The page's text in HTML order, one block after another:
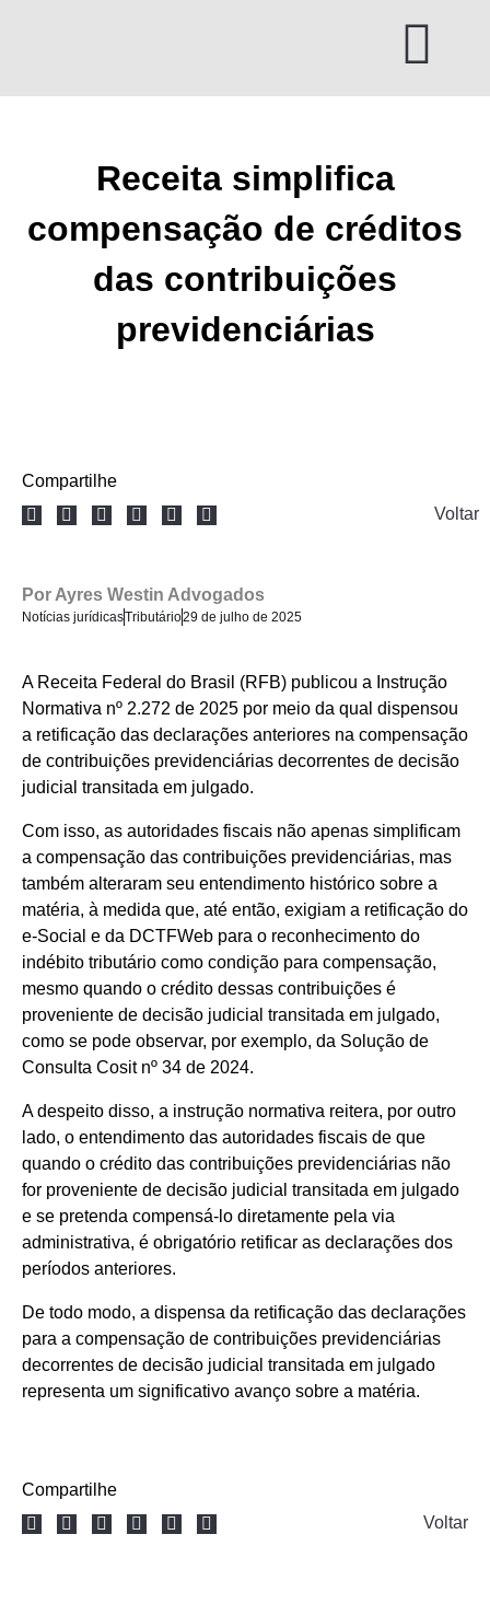
Receita simplifica
compensação de créditos
das contribuições
previdenciárias
Compartilhe
Voltar
Por Ayres Westin Advogados
Notícias jurídicasTributário29 de julho de 2025
A Receita Federal do Brasil (RFB) publicou a Instrução
Normativa nº 2.272 de 2025 por meio da qual dispensou
a retificação das declarações anteriores na compensação
de contribuições previdenciárias decorrentes de decisão
judicial transitada em julgado.
Com isso, as autoridades fiscais não apenas simplificam
a compensação das contribuições previdenciárias, mas
também alteraram seu entendimento histórico sobre a
matéria, à medida que, até então, exigiam a retificação do
e-Social e da DCTFWeb para o reconhecimento do
indébito tributário como condição para compensação,
mesmo quando o crédito dessas contribuições é
proveniente de decisão judicial transitada em julgado,
como se pode observar, por exemplo, da Solução de
Consulta Cosit nº 34 de 2024.
A despeito disso, a instrução normativa reitera, por outro
lado, o entendimento das autoridades fiscais de que
quando o crédito das contribuições previdenciárias não
for proveniente de decisão judicial transitada em julgado
e se pretenda compensá-lo diretamente pela via
administrativa, é obrigatório retificar as declarações dos
períodos anteriores.
De todo modo, a dispensa da retificação das declarações
para a compensação de contribuições previdenciárias
decorrentes de decisão judicial transitada em julgado
representa um significativo avanço sobre a matéria.
Compartilhe
Voltar